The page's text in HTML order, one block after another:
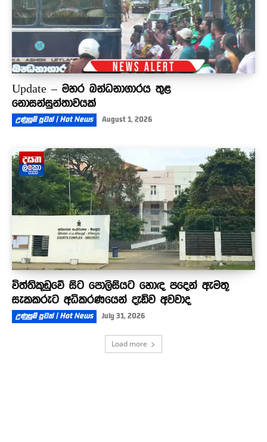
Update – මහර බන්ධනාගාරය තුළ
නොසන්සුන්තාවයක්
උණුසුම් පුවත් | Hot News August 1, 2026
විත්තිකූඩුවේ සිට පොලිසියට හොඳ පදෙන් ඇමතූ
සැකකරුට අධිකරණයෙන් දැඩිව අවවාද
උණුසුම් පුවත් | Hot News July 31, 2026
Load more